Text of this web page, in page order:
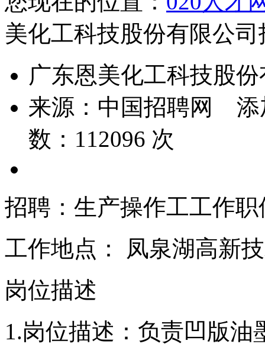
美化工科技股份有限公
广东恩美化工科技股
来源： 中国招聘网
添
数： 112096 次
招聘：生产操作工工作职
工作地点： 凤泉湖高新
岗位描述
1.岗位描述：负责凹版